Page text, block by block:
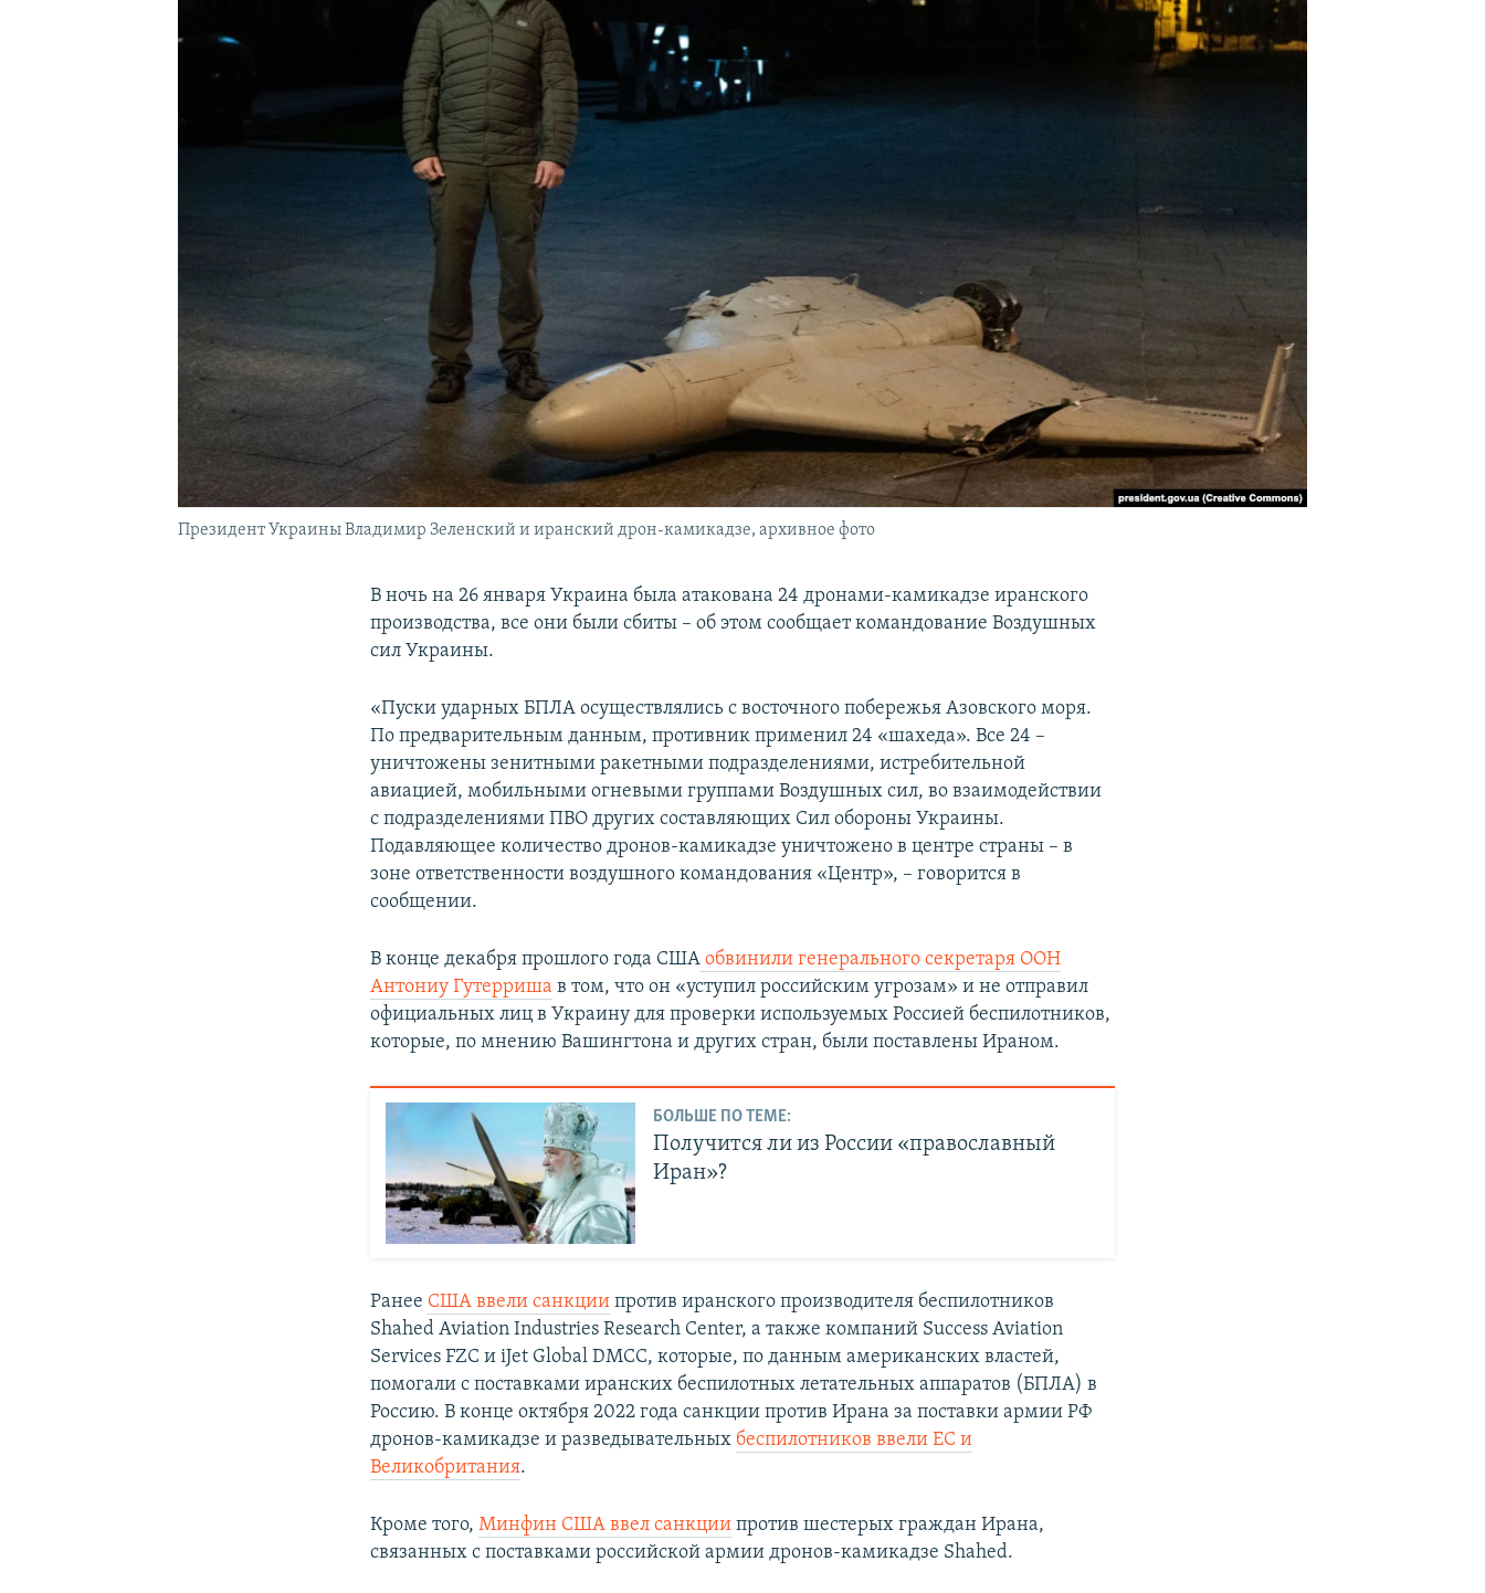
КРЫМ.НЕПОКОРЕННЫЙ
Президент Украины Владимир Зеленский и иранский дрон-камикадзе, архивное фото
В ночь на 26 января Украина была атакована 24 дронами-камикадзе иранского
производства, все они были сбиты – об этом сообщает командование Воздушных
сил Украины.
«Пуски ударных БПЛА осуществлялись с восточного побережья Азовского моря.
По предварительным данным, противник применил 24 «шахеда». Все 24 –
уничтожены зенитными ракетными подразделениями, истребительной
авиацией, мобильными огневыми группами Воздушных сил, во взаимодействии
с подразделениями ПВО других составляющих Сил обороны Украины.
Подавляющее количество дронов-камикадзе уничтожено в центре страны – в
зоне ответственности воздушного командования «Центр», – говорится в
сообщении.
В конце декабря прошлого года США обвинили генерального секретаря ООН
Антониу Гутерриша в том, что он «уступил российским угрозам» и не отправил
официальных лиц в Украину для проверки используемых Россией беспилотников,
которые, по мнению Вашингтона и других стран, были поставлены Ираном.
БОЛЬШЕ ПО ТЕМЕ:
Получится ли из России «православный
Иран»?
Ранее США ввели санкции против иранского производителя беспилотников
Shahed Aviation Industries Research Center, а также компаний Success Aviation
Services FZC и iJet Global DMCC, которые, по данным американских властей,
помогали с поставками иранских беспилотных летательных аппаратов (БПЛА) в
Россию. В конце октября 2022 года санкции против Ирана за поставки армии РФ
дронов-камикадзе и разведывательных беспилотников ввели ЕС и
Великобритания.
Кроме того,Минфин США ввел санкции против шестерых граждан Ирана,
связанных с поставками российской армии дронов-камикадзе Shahed.